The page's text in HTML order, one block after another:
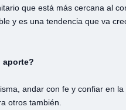
que está más cercana al
y es una tendencia que va
aporte?
andar con fe y confiar en
otros también.